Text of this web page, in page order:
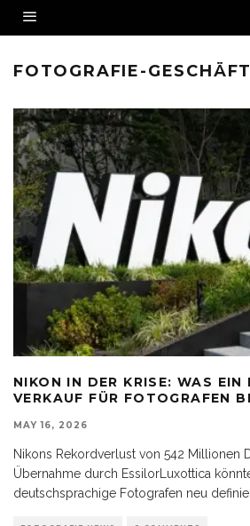
FOTOGRAFIE-GESCHÄFT
NIKON IN DER KRISE: WAS EIN
VERKAUF FÜR FOTOGRAFEN
MAY 16, 2026
Nikons Rekordverlust von 542 Millionen
Übernahme durch EssilorLuxottica
deutschsprachige Fotografen neu